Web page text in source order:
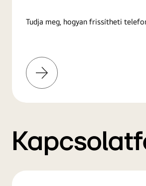
Tudja meg, hogyan frissítheti
További
információk